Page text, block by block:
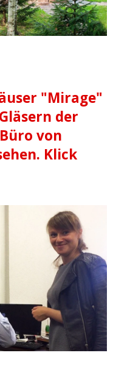
"Mirage"
der
von
Klick